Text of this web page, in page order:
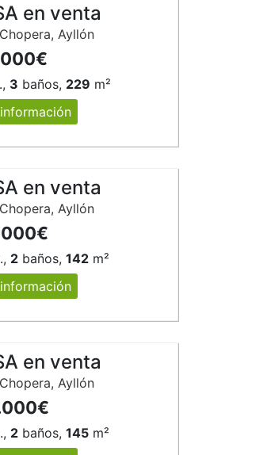
en venta
Ayllón
3 baños, 229 m²
en venta
Ayllón
2 baños,142 m²
en venta
Ayllón
2 baños,145 m²